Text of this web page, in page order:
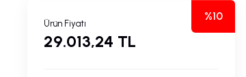
%10
Ürün Fiyatı
29.013,24 TL